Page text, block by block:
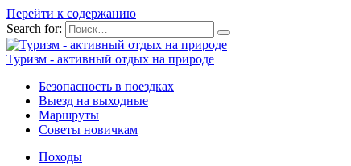
Перейти к содержанию
Search for:
Туризм - активный отдых на природе
Безопасность в поездках
Выезд на выходные
Маршруты
Советы новичкам
Походы